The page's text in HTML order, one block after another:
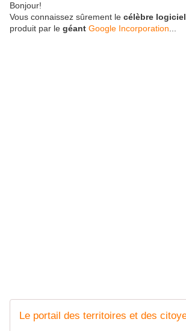
Bonjour!
Vous connaissez sûrement le célèbre logiciel
produit par le géant Google Incorporation